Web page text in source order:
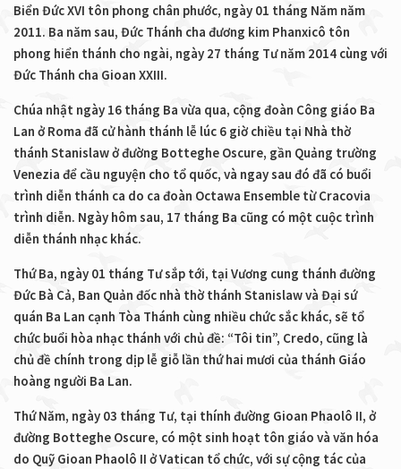
Biển Đức XVI tôn phong chân phước, ngày 01 tháng Năm năm
2011. Ba năm sau, Đức Thánh cha đương kim Phanxicô tôn
phong hiển thánh cho ngài, ngày 27 tháng Tư năm 2014 cùng với
Đức Thánh cha Gioan XXIII.
Chúa nhật ngày 16 tháng Ba vừa qua, cộng đoàn Công giáo Ba
Lan ở Roma đã cử hành thánh lễ lúc 6 giờ chiều tại Nhà thờ
thánh Stanislaw ở đường Botteghe Oscure, gần Quảng trường
Venezia để cầu nguyện cho tổ quốc, và ngay sau đó đã có buổi
trình diễn thánh ca do ca đoàn Octawa Ensemble từ Cracovia
trình diễn. Ngày hôm sau, 17 tháng Ba cũng có một cuộc trình
diễn thánh nhạc khác.
Thứ Ba, ngày 01 tháng Tư sắp tới, tại Vương cung thánh đường
Đức Bà Cả, Ban Quản đốc nhà thờ thánh Stanislaw và Đại sứ
quán Ba Lan cạnh Tòa Thánh cùng nhiều chức sắc khác, sẽ tổ
chức buổi hòa nhạc thánh với chủ đề: “Tôi tin”, Credo, cũng là
chủ đề chính trong dịp lễ giỗ lần thứ hai mươi của thánh Giáo
hoàng người Ba Lan.
Thứ Năm, ngày 03 tháng Tư, tại thính đường Gioan Phaolô II, ở
đường Botteghe Oscure, có một sinh hoạt tôn giáo và văn hóa
do Quỹ Gioan Phaolô II ở Vatican tổ chức, với sự cộng tác của